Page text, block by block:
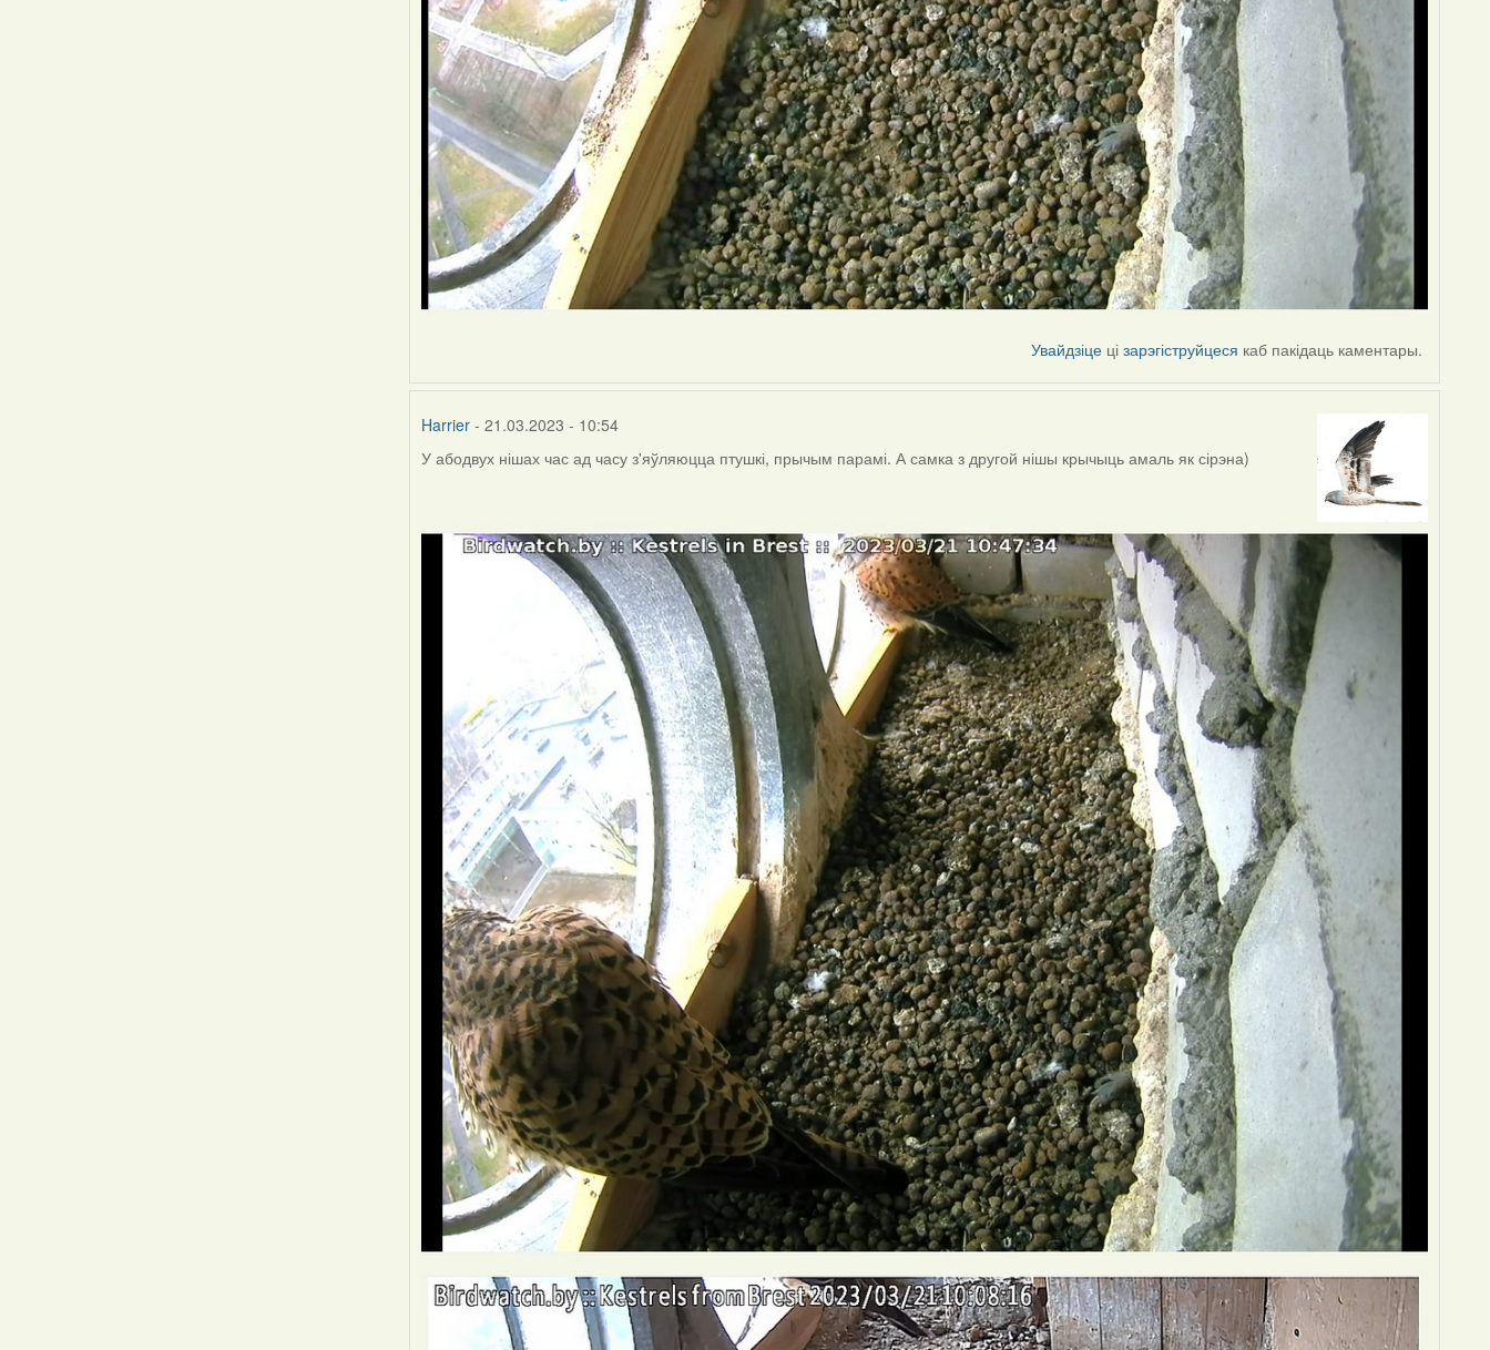
Увайдзіце цізарэгіструйцеся каб пакідаць каментары.
Harrier - 21.03.2023 - 10:54
У абодвух нішах час ад часу з'яўляюцца птушкі, прычым парамі. А самка з другой нішы крычыць амаль як сірэна)